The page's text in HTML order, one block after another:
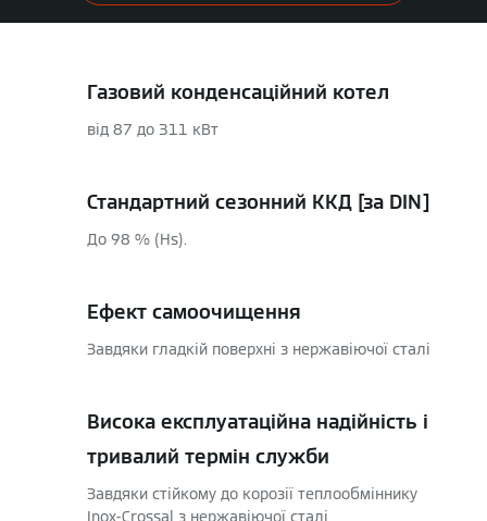
Газовий конденсаційний котел
від 87 до 311 кВт
Стандартний сезонний ККД [за DIN]
До 98 % (Hs).
Ефект самоочищення
Завдяки гладкій поверхні з нержавіючої сталі
Висока експлуатаційна надійність і
тривалий термін служби
Завдяки стійкому до корозії теплообміннику
Inox-Crossal з нержавіючої сталі